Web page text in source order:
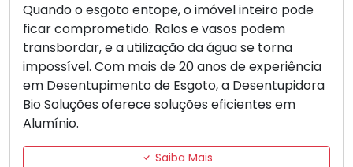
Quando o esgoto entope, o imóvel inteiro pode
ficar comprometido. Ralos e vasos podem
transbordar, e a utilização da água se torna
impossível. Com mais de 20 anos de experiência
em Desentupimento de Esgoto, a Desentupidora
Bio Soluções oferece soluções eficientes em
Alumínio.
Saiba Mais